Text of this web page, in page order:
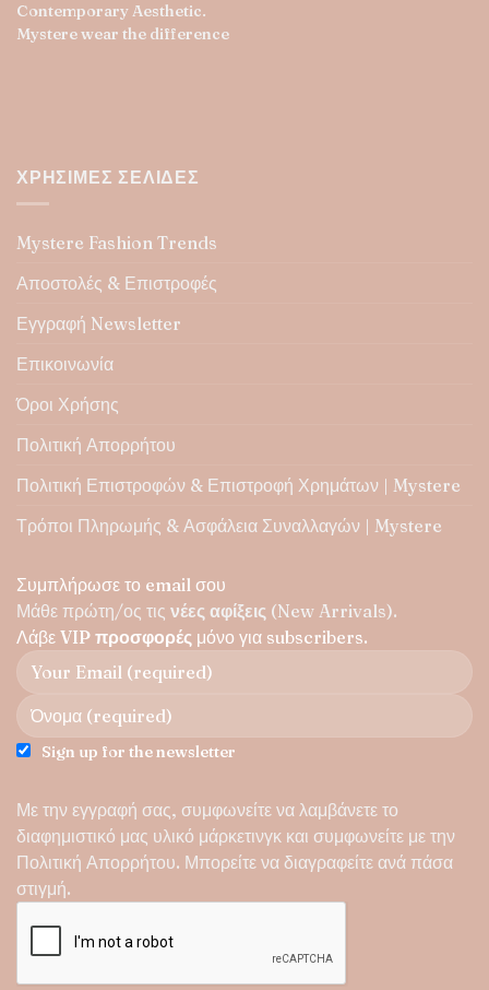
Contemporary Aesthetic.
Mystere wear the difference
ΧΡΉΣΙΜΕΣ ΣΕΛΊΔΕΣ
Mystere Fashion Trends
Αποστολές & Επιστροφές
Εγγραφή Newsletter
Επικοινωνία
Όροι Χρήσης
Πολιτική Απορρήτου
Πολιτική Επιστροφών & Επιστροφή Χρημάτων | Mystere
Τρόποι Πληρωμής & Ασφάλεια Συναλλαγών | Mystere
Συμπλήρωσε το email σου
Μάθε πρώτη/ος τις νέες αφίξεις (New Arrivals).
Λάβε VIP προσφορές μόνο για subscribers.
Sign up for the newsletter
Με την εγγραφή σας, συμφωνείτε να λαμβάνετε το
διαφημιστικό μας υλικό μάρκετινγκ και συμφωνείτε με την
Πολιτική Απορρήτου. Μπορείτε να διαγραφείτε ανά πάσα
στιγμή.